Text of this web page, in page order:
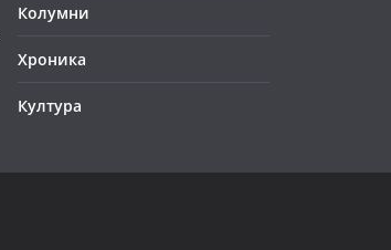
Колумни
Хроника
Култура